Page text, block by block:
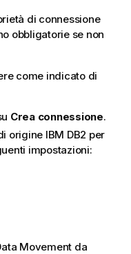
di connessione
obbligatorie se non
come indicato di
Crea connessione.
origine IBM DB2 per
impostazioni:
Movement da